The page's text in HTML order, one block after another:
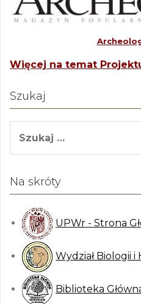
Więcej na temat
Szukaj
k
:
Na skróty
UPWr - Strona
Wydział Biologii
Biblioteka